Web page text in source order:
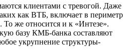
клиентами с тревогой. Даже
как ВТБ, включает в периметр
же относится и к «Интезе».
базу КМБ-банка составляют
укрупнение структуры-